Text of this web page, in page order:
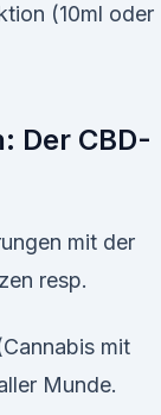
(10ml oder
Der CBD-
mit der
resp.
mit
Munde.